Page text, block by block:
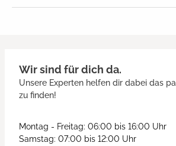
Wir sind für dich da.
Unsere Experten helfen dir dabei das
zu finden!
Montag - Freitag: 06:00 bis 16:00 Uhr
Samstag: 07:00 bis 12:00 Uhr